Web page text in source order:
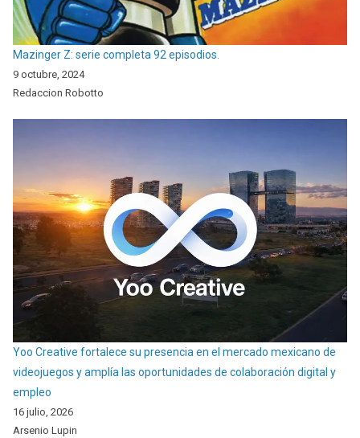
Mazinger Z: serie completa 92 episodios.
9 octubre, 2024
Redaccion Robotto
Yoo Creative fortalece su presencia en el mercado mexicano de
videojuegos y amplía las oportunidades de colaboración digital y
empleo
16 julio, 2026
Arsenio Lupin